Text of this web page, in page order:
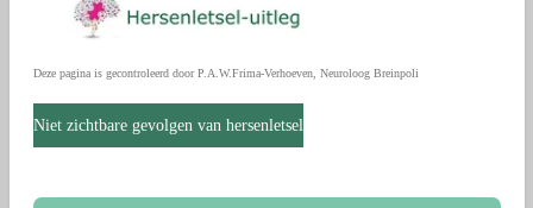
Deze pagina is gecontroleerd door P.A.W.Frima-Verhoeven, Neuroloog Breinpoli
Niet zichtbare gevolgen van hersenletsel